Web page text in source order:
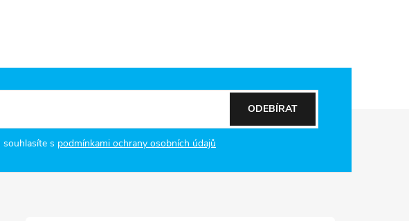
s podmínkami ochrany osobních údajů
ODEBÍRAT